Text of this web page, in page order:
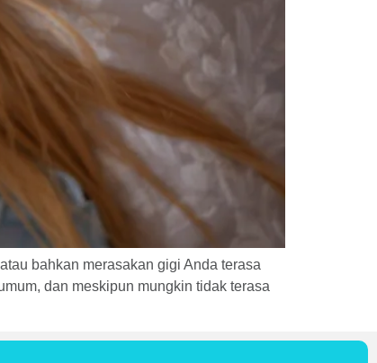
bahkan merasakan gigi Anda terasa
dan meskipun mungkin tidak terasa